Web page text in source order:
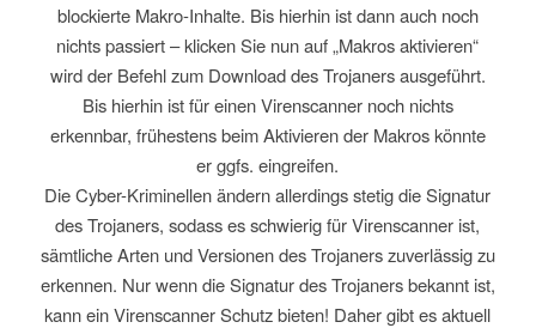
blockierte Makro-Inhalte. Bis hierhin ist dann auch noch
nichts passiert – klicken Sie nun auf „Makros aktivieren“
wird der Befehl zum Download des Trojaners ausgeführt.
Bis hierhin ist für einen Virenscanner noch nichts
erkennbar, frühestens beim Aktivieren der Makros könnte
er ggfs. eingreifen.
Die Cyber-Kriminellen ändern allerdings stetig die Signatur
des Trojaners, sodass es schwierig für Virenscanner ist,
sämtliche Arten und Versionen des Trojaners zuverlässig zu
erkennen. Nur wenn die Signatur des Trojaners bekannt ist,
kann ein Virenscanner Schutz bieten! Daher gibt es aktuell